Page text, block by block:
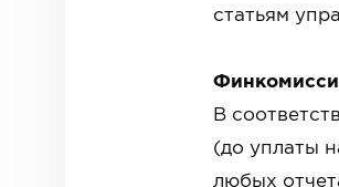
статьям
В
(до уплаты
любых